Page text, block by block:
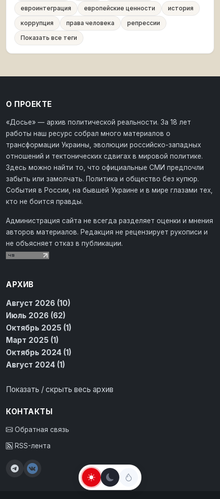
евроинтеграция
европейские ценности
история
коррупция
права человека
репрессии
Показать все теги
О ПРОЕКТЕ
«Досье» — архив политической реальности. За 18 лет
работы наш ресурс собрал много материалов о
трансформации Украины, эволюции российско-западных
отношений и тектонических сдвигах в мировой политике.
Здесь можно найти то, что официальные СМИ предпочли
забыть или замолчать. Политика и общество без купюр.
События в России, на бывшей Украине и в мире глазами тех,
кто не боится правды.
Администрация сайта не всегда разделяет оценки и мнения
авторов материалов. Редакция не рецензирует рукописи и
не объясняет отказ в публикации.
АРХИВ
Август 2026 (10)
Июль 2026 (62)
Октябрь 2025 (1)
Март 2025 (1)
Октябрь 2024 (1)
Август 2024 (1)
Показать / скрыть весь архив
КОНТАКТЫ
Обратная связь
RSS-лента